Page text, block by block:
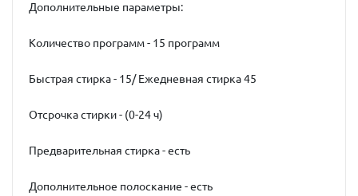
Дополнительные параметры:
Количество программ - 15 программ
Быстрая стирка - 15/ Ежедневная стирка 45
Отсрочка стирки - (0-24 ч)
Предварительная стирка - есть
Дополнительное полоскание - есть